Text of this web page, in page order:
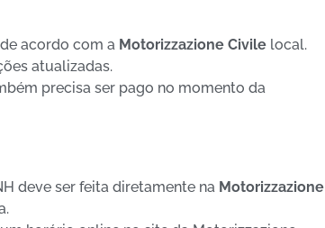
acordo com a Motorizzazione Civile local.
atualizadas.
precisa ser pago no momento da
deve ser feita diretamente na Motorizzazione